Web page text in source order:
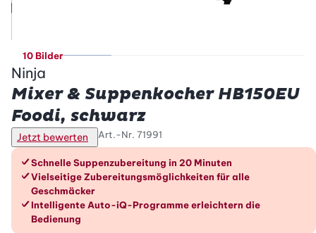
10 Bilder
Ninja
Mixer & Suppenkocher HB150EU
Foodi, schwarz
Jetzt bewerten Art.-Nr. 71991
Die Vorteile im Überblick
Schnelle Suppenzubereitung in 20 Minuten
Vielseitige Zubereitungsmöglichkeiten für alle
Geschmäcker
Intelligente Auto-iQ-Programme erleichtern die
Bedienung